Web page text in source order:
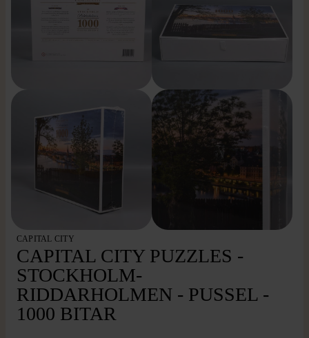
CAPITAL CITY
CAPITAL CITY PUZZLES -
STOCKHOLM-
RIDDARHOLMEN - PUSSEL -
1000 BITAR